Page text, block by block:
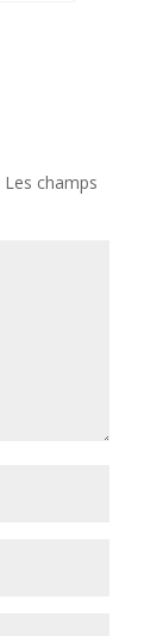
Les champs